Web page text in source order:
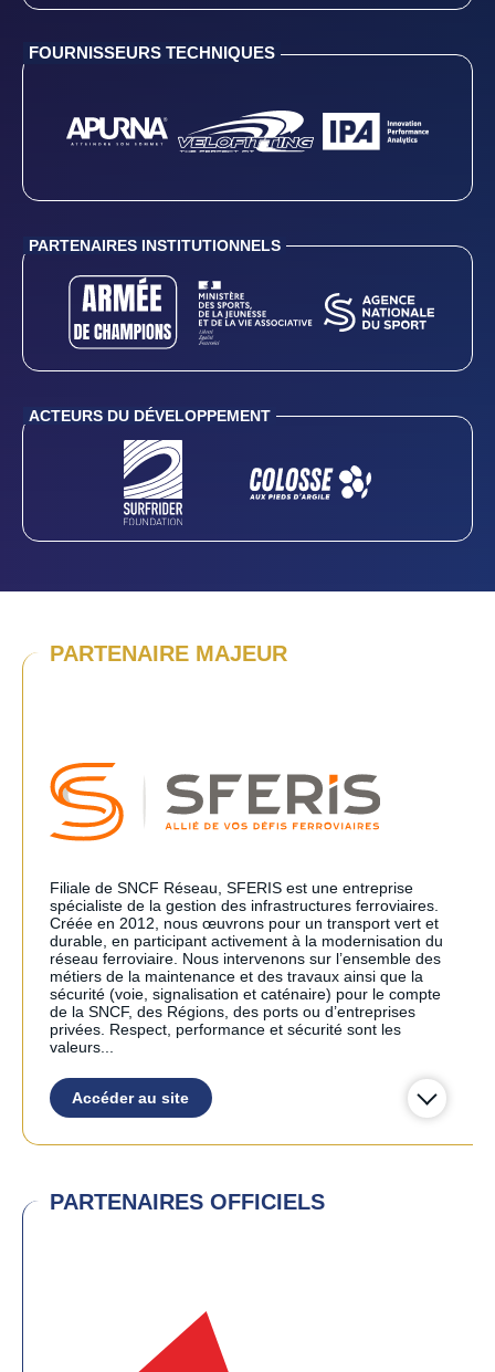
FOURNISSEURS TECHNIQUES
PARTENAIRES INSTITUTIONNELS
ACTEURS DU DÉVELOPPEMENT
PARTENAIRE MAJEUR
Filiale de SNCF Réseau, SFERIS est une entreprise
spécialiste de la gestion des infrastructures ferroviaires.
Créée en 2012, nous œuvrons pour un transport vert et
durable, en participant activement à la modernisation du
réseau ferroviaire. Nous intervenons sur l’ensemble des
métiers de la maintenance et des travaux ainsi que la
sécurité (voie, signalisation et caténaire) pour le compte
de la SNCF, des Régions, des ports ou d’entreprises
privées. Respect, performance et sécurité sont les
valeurs...
Accéder au site
PARTENAIRES OFFICIELS